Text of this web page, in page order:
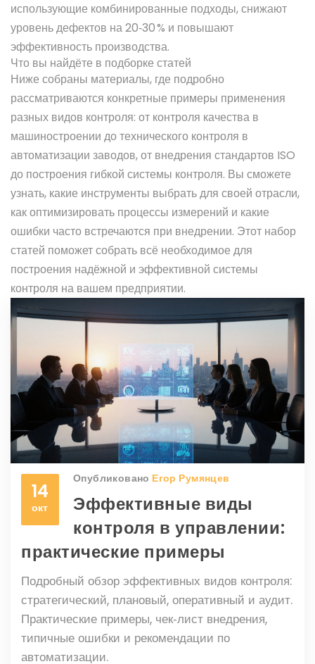
использующие комбинированные подходы, снижают
уровень дефектов на 20‑30 % и повышают
эффективность производства.
Что вы найдёте в подборке статей
Ниже собраны материалы, где подробно
рассматриваются конкретные примеры применения
разных видов контроля: от контроля качества в
машиностроении до технического контроля в
автоматизации заводов, от внедрения стандартов ISO
до построения гибкой системы контроля. Вы сможете
узнать, какие инструменты выбрать для своей отрасли,
как оптимизировать процессы измерений и какие
ошибки часто встречаются при внедрении. Этот набор
статей поможет собрать всё необходимое для
построения надёжной и эффективной системы
контроля на вашем предприятии.
14
окт
Опубликовано Егор Румянцев
Эффективные виды
контроля в управлении:
практические примеры
Подробный обзор эффективных видов контроля:
стратегический, плановый, оперативный и аудит.
Практические примеры, чек‑лист внедрения,
типичные ошибки и рекомендации по
автоматизации.